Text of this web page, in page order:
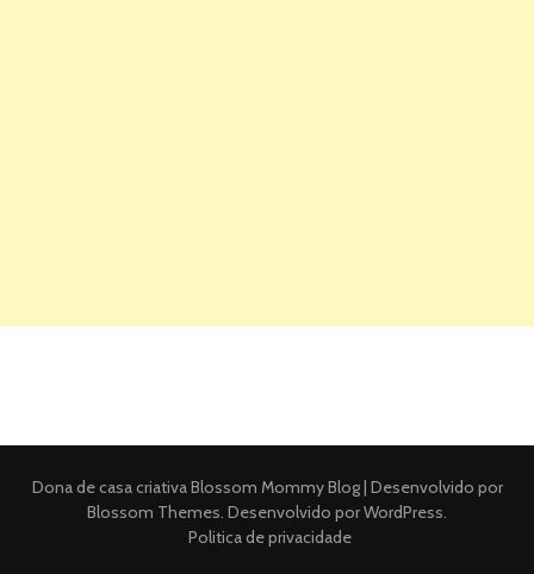
Dona de casa criativaBlossom Mommy Blog | Desenvolvido por
Blossom Themes. Desenvolvido porWordPress.
Politica de privacidade